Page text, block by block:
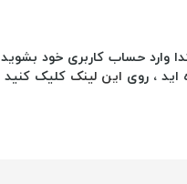
وارد حساب کاربری خود بشوید
اید ، روی این لینک کلیک کنید